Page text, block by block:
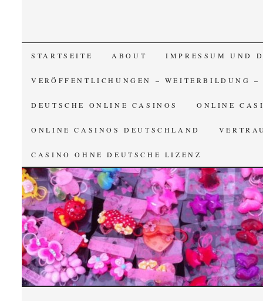
SKIP TO CONTENT
STARTSEITE ABOUT IMPRESSUM UND
VERÖFFENTLICHUNGEN – WEITERBILDUNG
DEUTSCHE ONLINE CASINOS ONLINE
ONLINE CASINOS DEUTSCHLAND
CASINO OHNE DEUTSCHE LIZENZ